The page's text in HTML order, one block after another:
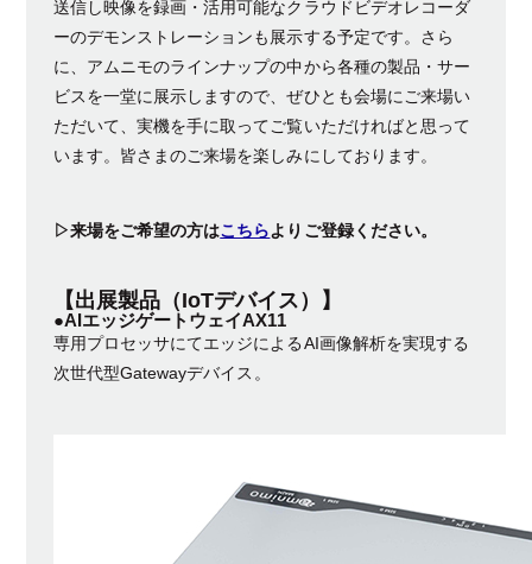
送信し映像を録画・活用可能なクラウドビデオレコーダ
ーのデモンストレーションも展示する予定です。さら
に、アムニモのラインナップの中から各種の製品・サー
ビスを一堂に展示しますので、ぜひとも会場にご来場い
ただいて、実機を手に取ってご覧いただければと思って
います。皆さまのご来場を楽しみにしております。
▷来場をご希望の方はこちらよりご登録ください。
【出展製品（IoTデバイス）】
●AIエッジゲートウェイAX11
専用プロセッサにてエッジによるAI画像解析を実現する
次世代型Gatewayデバイス。